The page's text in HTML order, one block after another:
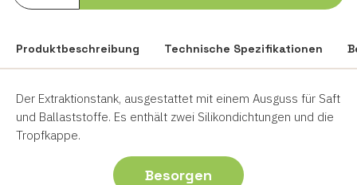
Produktbeschreibung Technische Spezifikationen
Der Extraktionstank, ausgestattet mit einem Ausguss für Saft
und Ballaststoffe. Es enthält zwei Silikondichtungen und die
Tropfkappe.
Besorgen